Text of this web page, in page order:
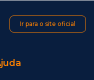
Ir para o site oficial